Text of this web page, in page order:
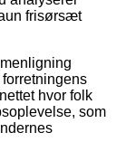
frisørsæt
hvor folk
som